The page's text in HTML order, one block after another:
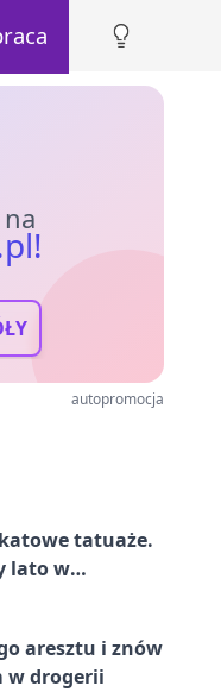
autopromocja
tatuaże.
lato w
aresztu i znów
w drogerii